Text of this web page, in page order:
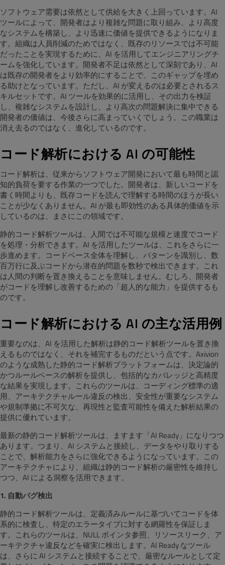
ソフトウェア需要は依然として供給を大きく上回っています。AI
ツールによって、開発者はより複雑な問題に取り組み、より高度
なシステムを構築し、より迅速に価値を提供できるようになりま
す。組織は人員削減のためではなく、既存のリソースでは不可能
だったことを実現するために、AI を活用してエンジニアリングチ
ームを強化しています。開発者不足は依然として深刻であり、AI
は既存の開発者をより効率的にすることで、このギャップを埋め
る助けとなっています。ただし、AI が変えるのは必要とされるス
キルセットです。AI ツールを効果的に活用し、その出力を検証
し、複雑なシステムを設計し、より高次の問題解決に集中できる
開発者の価値は、今後さらに高まっていくでしょう。この職業は
消え去るのではなく、進化しているのです。
コード解析における AI の可能性
コード解析は、従来からソフトウェア開発において最も時間と認
知的負荷を要する作業の一つでした。開発者は、新しいコードを
書く時間よりも、既存コードを読んで理解する時間のほうが長い
ことが少なくありません。AI が最も即効性のある具体的価値を示
しているのは、まさにこの領域です。
静的コード解析ツールは、人間では不可能な規模と速度でコード
を処理・分析できます。AI を活用したツールは、これをさらに一
歩進めます。コードベース全体を理解し、パターンを識別し、数
百万行に及ぶコードから潜在的問題を数秒で検出できます。これ
は人間の判断を置き換えることを意味しません。むしろ、開発者
がコードを理解し改善するための「超人的な能力」を提供するも
のです。
コード解析における AI の主な活用例
重要なのは、AI を活用した解析は静的コード解析ツールを置き換
えるものではなく、それを補完するものだという点です。Axivion
のような成熟した静的コード解析プラットフォームは、決定論的
かつルールベースの解析を提供し、包括的なカバレッジと高精度
な結果を実現します。これらのツールは、コーディング標準の適
用、アーキテクチャルール違反の検出、安全性が重要なシステム
や規制準拠に不可欠な、再現性と監査可能性を備えた解析結果の
提供に優れています。
最新の静的コード解析ツールは、ますます「AI Ready」になりつつ
あります。つまり、AI システムと接続し、データをやり取りする
ことで、解析能力をさらに強化できるようになっています。この
アーキテクチャにより、組織は静的コード解析の厳密性を維持し
つつ、AI による洞察を活用できます。
1. 自動バグ検出
静的コード解析ツールは、定義済みルールに基づいてコードを体
系的に検査し、特定のエラータイプに対する網羅性を保証しま
す。これらのツールは、NULL ポインタ参照、リソースリーク、ア
ーキテクチャ違反などを確実に検出します。AI Ready なツール
は、さらに AI システムと接続することで、厳密なルールとして定